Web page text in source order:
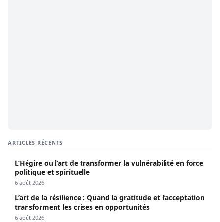
ARTICLES RÉCENTS
L’Hégire ou l’art de transformer la vulnérabilité en force
politique et spirituelle
6 août 2026
L’art de la résilience : Quand la gratitude et l’acceptation
transforment les crises en opportunités
6 août 2026